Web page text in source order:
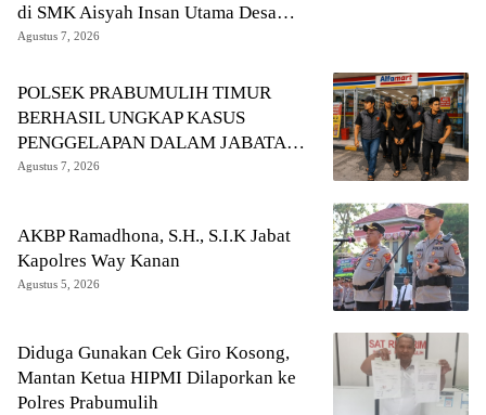
di SMK Aisyah Insan Utama Desa
Tanjung Telang
Agustus 7, 2026
POLSEK PRABUMULIH TIMUR
BERHASIL UNGKAP KASUS
PENGGELAPAN DALAM JABATAN,
PELAKU DIAMANKAN TEAM
Agustus 7, 2026
AKBP Ramadhona, S.H., S.I.K Jabat
Kapolres Way Kanan
Agustus 5, 2026
Diduga Gunakan Cek Giro Kosong,
Mantan Ketua HIPMI Dilaporkan ke
Polres Prabumulih